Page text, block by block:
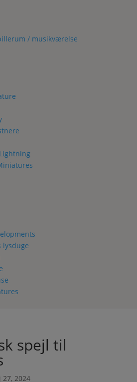
/ musikværelse
lysduge
spejl til
27, 2024